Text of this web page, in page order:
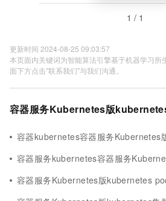
1 / 1
更新时间 2024-08-25 09:03:57
本页面内关键词为智能算法引擎基于机器学习所
面下方点击"联系我们"与我们沟通。
容器服务Kubernetes版
容器kubernetes容器服务Kubernetes
容器服务kubernetes容器服务
容器服务Kubernetes版kubernetes